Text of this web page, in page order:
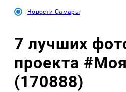
Новости Самары
7 лучших
проекта
(170888)